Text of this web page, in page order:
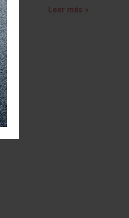
Leer más »